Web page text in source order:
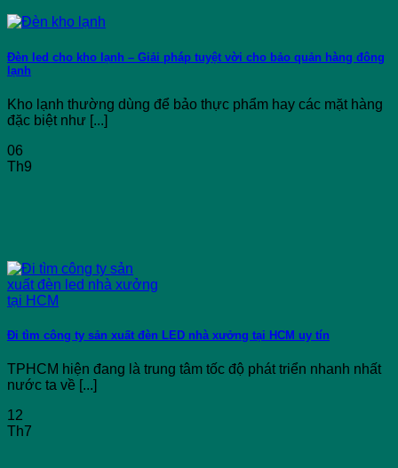
Đèn led cho kho lạnh – Giải pháp tuyệt vời cho bảo quản hàng đông
lạnh
Kho lạnh thường dùng để bảo thực phẩm hay các mặt hàng
đặc biệt như [...]
06
Th9
Đi tìm công ty sản xuất đèn LED nhà xưởng tại HCM uy tín
TPHCM hiện đang là trung tâm tốc độ phát triển nhanh nhất
nước ta về [...]
12
Th7